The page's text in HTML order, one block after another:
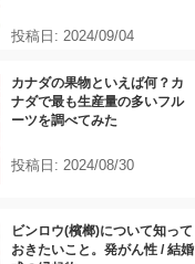
投稿日: 2024/09/04
カナダの果物といえば何？カ
ナダで最も生産量の多いフル
ーツを調べてみた
投稿日: 2024/08/30
ビンロウ(檳榔)について知って
おきたいこと。発がん性 / 結婚